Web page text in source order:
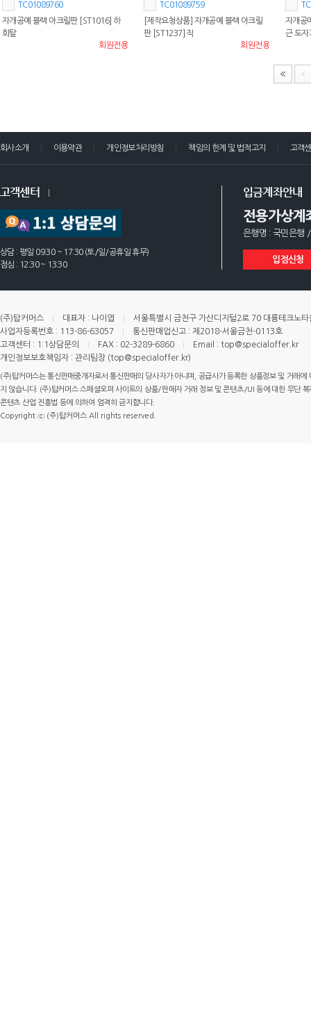
TC01089760
자개공예 블랙 아크릴판 [ST1016] 하
회탈
회원전용
TC01089759
[제작요청상품] 자개공예 블랙 아크릴
판 [ST1237] 직
회원전용
자개공
근 도자
회사소개 이용약관 개인정보처리방침 책임의 한계 및 법적고지 고객
고객센터
상담 : 평일 09:30 ~ 17:30 (토/일/공휴일 휴무)
점심 : 12:30 ~ 13:30
입금계좌안내
전용가상계
은행명 : 국민은행
입점신청
(주)탑커머스 대표자 : 나이엽
서울특별시 금천구 가산디지털2로 70 대륭테크노
사업자등록번호 : 113-86-63057
통신판매업신고 : 제2018-서울금천-0113호
고객센터 : 1:1상담문의
FAX : 02-3289-6860
Email : top@specialoffer.kr
개인정보보호책임자 : 관리팀장 (top@specialoffer.kr)
(주)탑커머스는 통신판매중개자로서 통신판매의 당사자가 아니며, 공급사가 등록한 상품정보 및 거래
지 않습니다. (주)탑커머스 스페셜오퍼 사이트의 상품/판매자 거래 정보 및 콘텐츠/UI 등에 대한 무단
콘텐츠 산업 진흥법 등에 의하여 엄격히 금지합니다.
Copyright ⓒ (주)탑커머스 All rights reserved.